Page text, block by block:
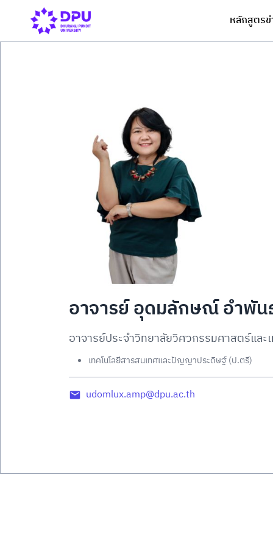
หลักสูตร
อาจารย์ อุดมลักษณ์ อำพั
อาจารย์ประจำวิทยาลัยวิศวกรรมศาสตร์และเ
เทคโนโลยีสารสนเทศและปัญญาประดิษฐ์ (ป.ตรี)
udomlux.amp@dpu.ac.th